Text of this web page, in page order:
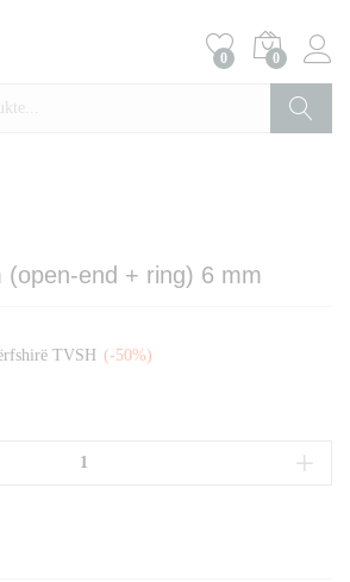
0 0
(open-end + ring) 6 mm
TVSH (-50%)